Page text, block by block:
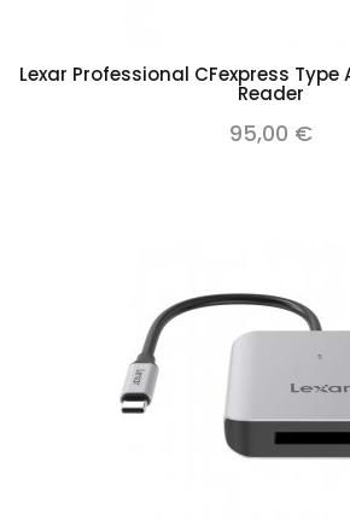
Lexar Professional CFexpress Type
Reader
95,00 €